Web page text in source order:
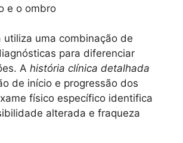
e o ombro
utiliza uma combinação de
para diferenciar
A história clínica detalhada
de início e progressão dos
físico específico identifica
alterada e fraqueza